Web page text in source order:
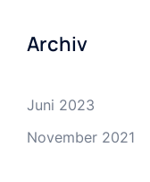
Archiv
Juni 2023
November 2021